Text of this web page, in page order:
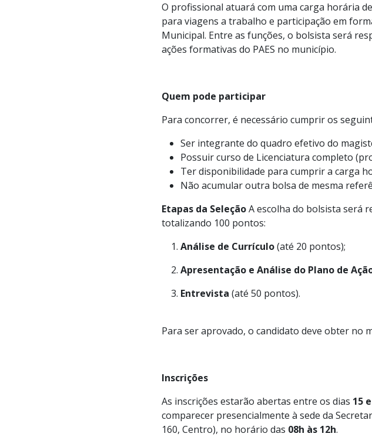
O profissional atuará com uma carga horária de
para viagens a trabalho e participação em
Municipal. Entre as funções, o bolsista será
ações formativas do PAES no município.
Quem pode participar
Para concorrer, é necessário cumprir os
Ser integrante do quadro efetivo do
Possuir curso de Licenciatura completo
Ter disponibilidade para cumprir a carga
Não acumular outra bolsa de mesma
Etapas da SeleçãoA escolha do bolsista será
totalizando 100 pontos:
Análise de Currículo(até 20 pontos);
Apresentação e Análise do Plano de
Entrevista (até 50 pontos).
Para ser aprovado, o candidato deve obter no
Inscrições
As inscrições estarão abertas entre os dias 15
comparecer presencialmente à sede da
160, Centro), no horário das 08h às 12h.